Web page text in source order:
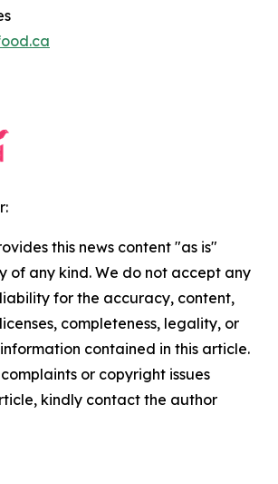
this news content "as is"
of any kind. We do not accept any
for the accuracy, content,
completeness, legality, or
contained in this article.
or copyright issues
kindly contact the author